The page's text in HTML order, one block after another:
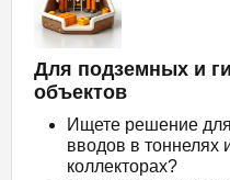
Для подземных и
объектов
Ищете решение
вводов в тоннелях
коллекторах?